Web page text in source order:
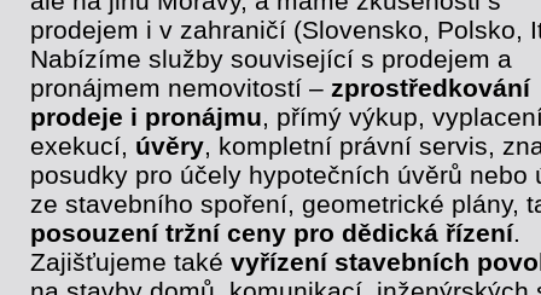
prodejem i v zahraničí (Slovensko, Polsko,
Nabízíme služby související s prodejem a
pronájmem nemovitostí – zprostředkování
prodeje i pronájmu, přímý výkup,
exekucí, úvěry, kompletní právní servis,
posudky pro účely hypotečních úvěrů nebo
ze stavebního spoření, geometrické plány,
posouzení tržní ceny pro dědická řízení.
Zajišťujeme také vyřízení stavebních